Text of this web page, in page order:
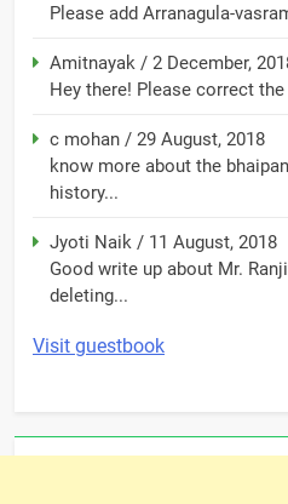
Please add Arranagula-
Amitnayak / 2 December,
Hey there! Please correct
c mohan / 29 August, 2018
know more about the
history...
Jyoti Naik / 11 August, 2018
Good write up about Mr.
deleting...
Visit guestbook